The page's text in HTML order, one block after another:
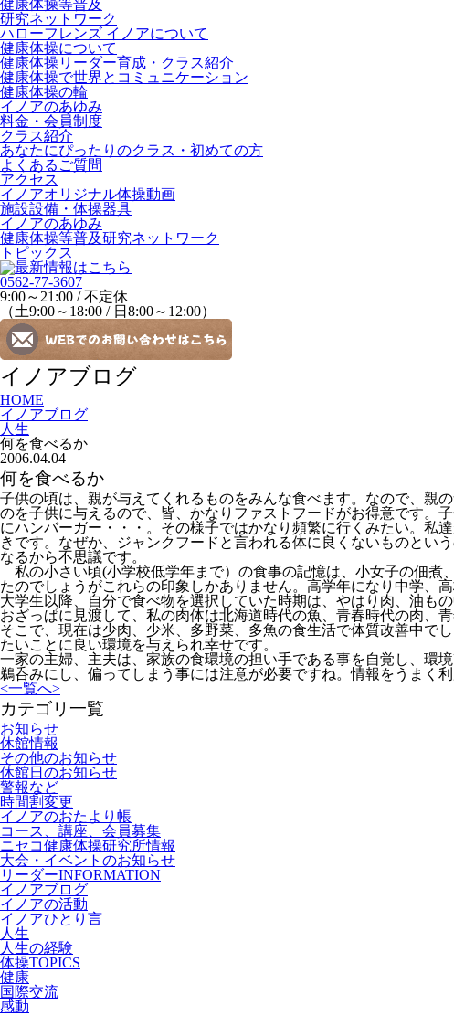
健康体操等普及
研究ネットワーク
ハローフレンズ イノアについて
健康体操について
健康体操リーダー育成・クラス紹介
健康体操で世界とコミュニケーション
健康体操の輪
イノアのあゆみ
料金・会員制度
クラス紹介
あなたにぴったりのクラス・初めての方
よくあるご質問
アクセス
イノアオリジナル体操動画
施設設備・体操器具
イノアのあゆみ
健康体操等普及研究ネットワーク
トピックス
0562-77-3607
9:00～21:00 / 不定休
（土9:00～18:00 / 日8:00～12:00）
イノアブログ
HOME
イノアブログ
人生
何を食べるか
2006.04.04
何を食べるか
子供の頃は、親が与えてくれるものをみんな食べます。なので、親
のを子供に与えるので、皆、かなりファストフードがお得意です。
にハンバーガー・・・。その様子ではかなり頻繁に行くみたい。私
きです。なぜか、ジャンクフードと言われる体に良くないものとい
なるから不思議です。
私の小さい頃(小学校低学年まで）の食事の記憶は、小女子の佃煮
たのでしょうがこれらの印象しかありません。高学年になり中学、
大学生以降、自分で食べ物を選択していた時期は、やはり肉、油も
おざっぱに見渡して、私の肉体は北海道時代の魚、青春時代の肉、
そこで、現在は少肉、少米、多野菜、多魚の食生活で体質改善中で
たいことに良い環境を与えられ幸せです。
一家の主婦、主夫は、家族の食環境の担い手である事を自覚し、環
鵜呑みにし、偏ってしまう事には注意が必要ですね。情報をうまく
<一覧へ>
カテゴリ一覧
お知らせ
休館情報
その他のお知らせ
休館日のお知らせ
警報など
時間割変更
イノアのおたより帳
コース、講座、会員募集
ニセコ健康体操研究所情報
大会・イベントのお知らせ
リーダーINFORMATION
イノアブログ
イノアの活動
イノアひとり言
人生
人生の経験
体操TOPICS
健康
国際交流
感動